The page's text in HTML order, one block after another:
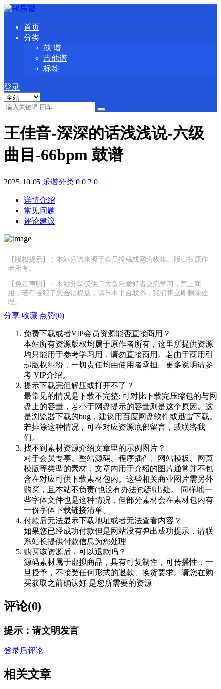
首页
分类
鼓 谱
吉他谱
标签
登录
王佳音-深深的话浅浅说-六级
曲目-66bpm 鼓谱
2025-10-05 乐谱分类 0 0 2 0
详情介绍
常见问题
评论建议
【版权提示】：本站乐谱来源于会员投稿或网络收集。版归权原作
者所有。
【免责声明】：本站分享仅供广大音乐爱好者交流学习，禁止商
用，若有侵犯了您合法权益，请与本平台联系，我们将立即删除处
理。
分享 收藏 点赞(0)
免费下载或者VIP会员资源能否直接商用？
本站所有资源版权均属于原作者所有，这里所提供资源
均只能用于参考学习用，请勿直接商用。若由于商用引
起版权纠纷，一切责任均由使用者承担。更多说明请参
考 VIP介绍。
提示下载完但解压或打开不了？
最常见的情况是下载不完整: 可对比下载完压缩包的与网
盘上的容量，若小于网盘提示的容量则是这个原因。这
是浏览器下载的bug，建议用百度网盘软件或迅雷下载。
若排除这种情况，可在对应资源底部留言，或联络我
们。
找不到素材资源介绍文章里的示例图片？
对于会员专享、整站源码、程序插件、网站模板、网页
模版等类型的素材，文章内用于介绍的图片通常并不包
含在对应可供下载素材包内。这些相关商业图片需另外
购买，且本站不负责(也没有办法)找到出处。 同样地一
些字体文件也是这种情况，但部分素材会在素材包内有
一份字体下载链接清单。
付款后无法显示下载地址或者无法查看内容？
如果您已经成功付款但是网站没有弹出成功提示，请联
系站长提供付款信息为您处理
购买该资源后，可以退款吗？
源码素材属于虚拟商品，具有可复制性，可传播性，一
旦授予，不接受任何形式的退款、换货要求。请您在购
买获取之前确认好 是您所需要的资源
评论(0)
提示：请文明发言
登录后评论
相关文章